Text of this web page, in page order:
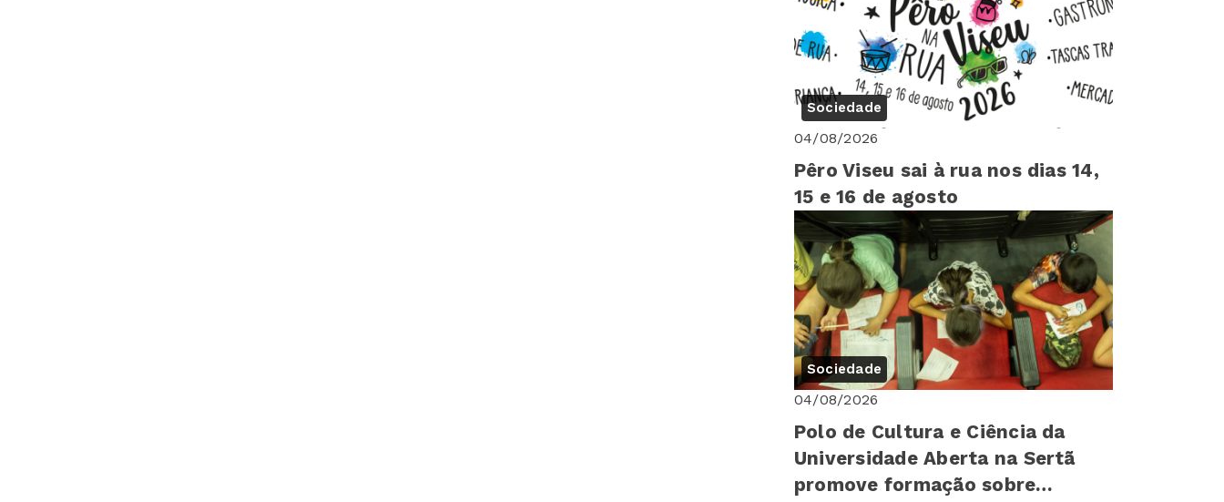
Sociedade
04/08/2026
Pêro Viseu sai à rua nos dias 14,
15 e 16 de agosto
Sociedade
04/08/2026
Polo de Cultura e Ciência da
Universidade Aberta na Sertã
promove formação sobre